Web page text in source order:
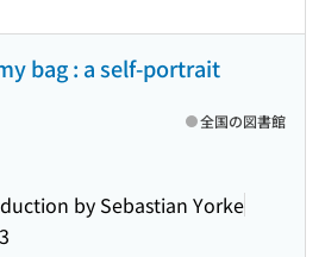
bag : a self-portrait
by Sebastian Yorke
全国の図書館